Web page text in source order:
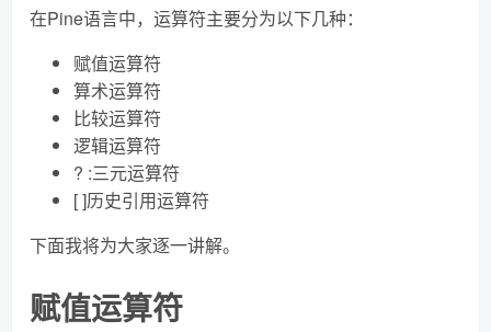
在Pine语言中，运算符主要分为以下几种：
赋值运算符
算术运算符
比较运算符
逻辑运算符
? :三元运算符
[ ]历史引用运算符
下面我将为大家逐一讲解。
赋值运算符